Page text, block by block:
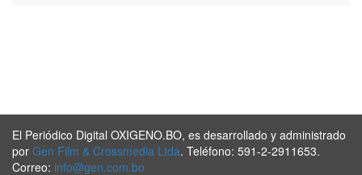
El Periódico Digital OXIGENO.BO, es desarrollado y administrado
por Gen Film & Crossmedia Ltda. Teléfono: 591-2-2911653.
Correo: info@gen.com.bo